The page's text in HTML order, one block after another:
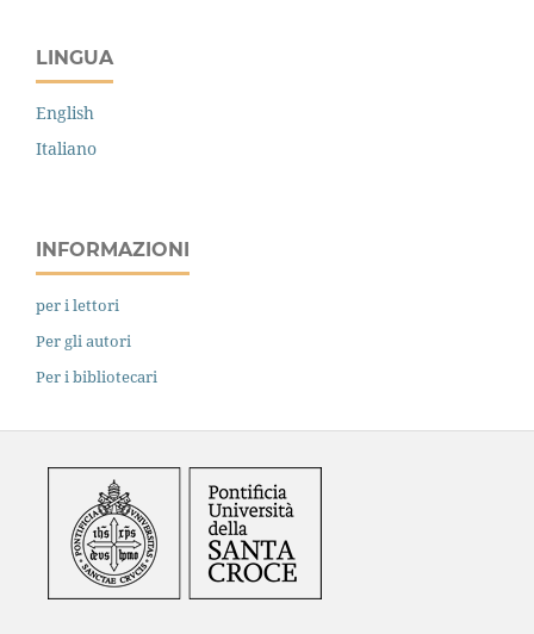
LINGUA
English
Italiano
INFORMAZIONI
per i lettori
Per gli autori
Per i bibliotecari